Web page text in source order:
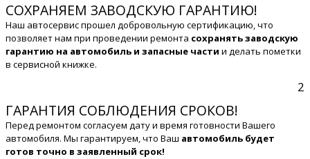
СОХРАНЯЕМ ЗАВОДСКУЮ ГАРАНТИЮ!
Наш автосервис прошел добровольную сертификацию, что
позволяет нам при проведении ремонта сохранять заводскую
гарантию на автомобиль и запасные части и делать пометки
в сервисной книжке.
2
ГАРАНТИЯ СОБЛЮДЕНИЯ СРОКОВ!
Перед ремонтом согласуем дату и время готовности Вашего
автомобиля. Мы гарантируем, что Ваш автомобиль будет
готов точно в заявленный срок!